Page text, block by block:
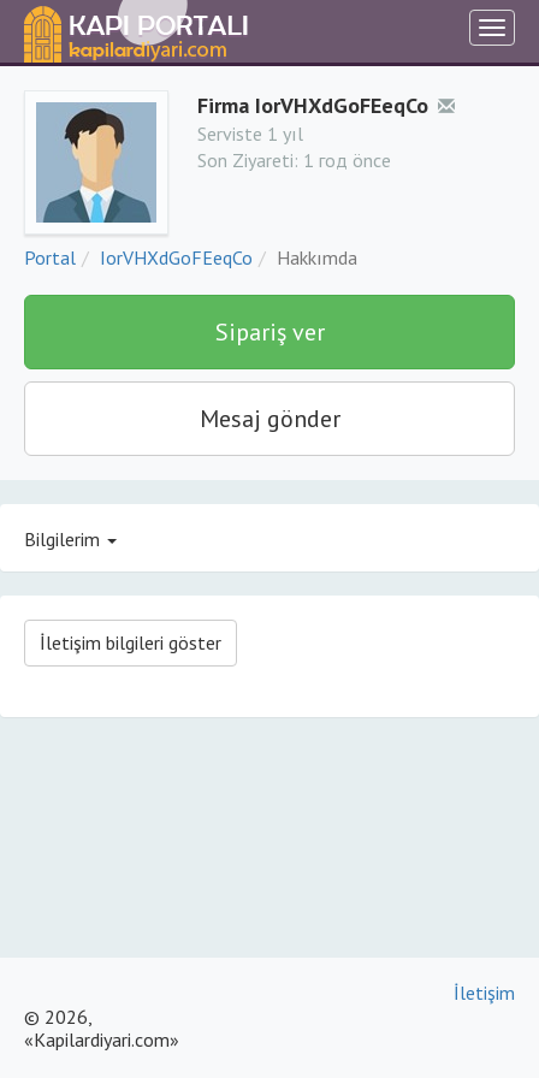
Firma IorVHXdGoFEeqCo
Serviste 1 yıl
Son Ziyareti: 1 год önce
Portal IorVHXdGoFEeqCo Hakkımda
Sipariş ver
Mesaj gönder
Bilgilerim
İletişim bilgileri göster
© 2026,
«Kapilardiyari.com»
İletişim